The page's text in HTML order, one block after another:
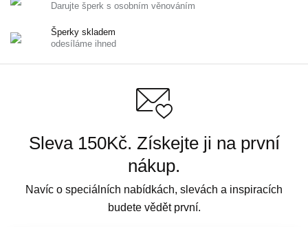
Darujte šperk s osobním věnováním
Šperky skladem
odesíláme ihned
Sleva 150Kč. Získejte ji na první
nákup.
Navíc o speciálních nabídkách, slevách a inspiracích
budete vědět první.